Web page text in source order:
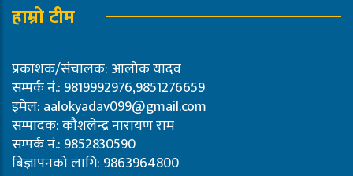
हाम्रो टीम
प्रकाशक/संचालक: आलोक यादव
सम्पर्क नं.: 9819992976,9851276659
इमेल: aalokyadav099@gmail.com
सम्पादक: कौशलेन्द्र नारायण राम
सम्पर्क नं.: 9852830590
बिज्ञापनको लागि: 9863964800